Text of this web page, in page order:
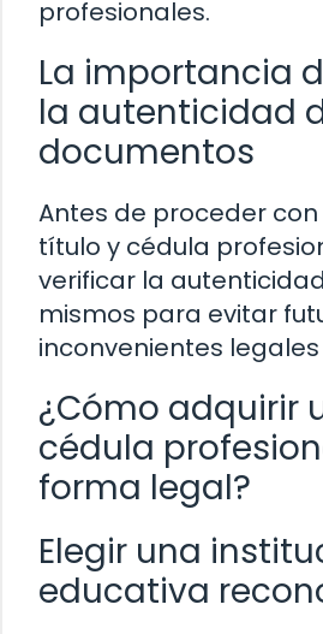
profesionales.
La importancia
la autenticidad
documentos
Antes de proceder
título y cédula
verificar la
mismos para evitar
inconvenientes legales
¿Cómo adquirir
cédula
forma legal?
Elegir una
educativa